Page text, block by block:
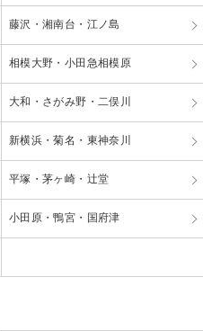
藤沢・湘南台・江ノ島
相模大野・小田急相模原
大和・さがみ野・二俣川
新横浜・菊名・東神奈川
平塚・茅ヶ崎・辻堂
小田原・鴨宮・国府津